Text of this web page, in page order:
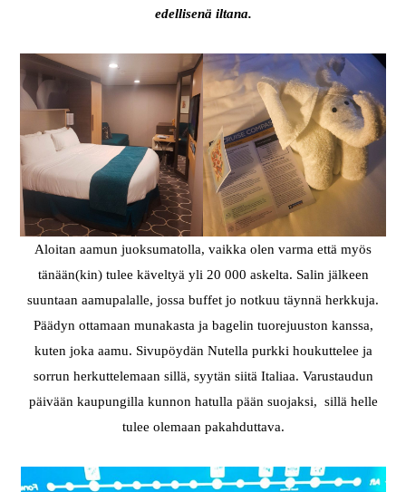
edellisenä iltana.
Aloitan aamun juoksumatolla, vaikka olen varma että myös
tänään(kin) tulee käveltyä yli 20 000 askelta. Salin jälkeen
suuntaan aamupalalle, jossa buffet jo notkuu täynnä herkkuja.
Päädyn ottamaan munakasta ja bagelin tuorejuuston kanssa,
kuten joka aamu. Sivupöydän Nutella purkki houkuttelee ja
sorrun herkuttelemaan sillä, syytän siitä Italiaa. Varustaudun
päivään kaupungilla kunnon hatulla pään suojaksi, sillä helle
tulee olemaan pakahduttava.